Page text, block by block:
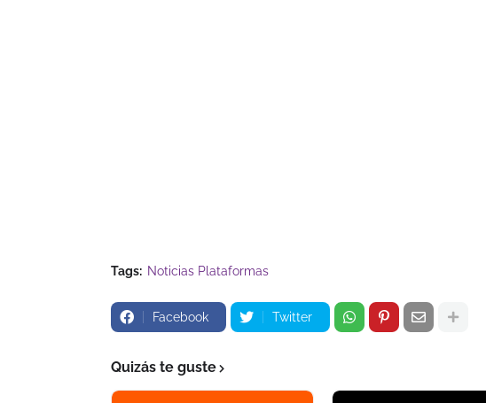
Tags: Noticias Plataformas
Facebook Twitter
Quizás te guste